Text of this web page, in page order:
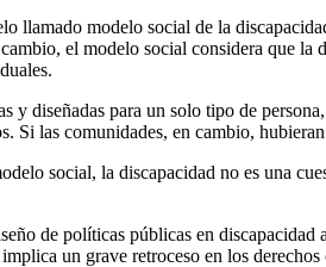
llamado modelo social de la
el modelo social considera que la
y diseñadas para un solo tipo de
Si las comunidades, en cambio,
social, la discapacidad no es una
de políticas públicas en
un grave retroceso en los